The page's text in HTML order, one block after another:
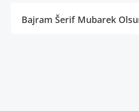
Bajram Šerif Mubarek